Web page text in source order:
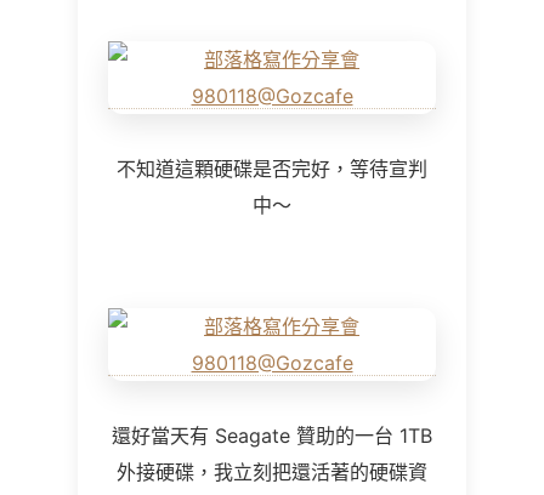
不知道這顆硬碟是否完好，等待宣判
中～
還好當天有 Seagate 贊助的一台 1TB
外接硬碟，我立刻把還活著的硬碟資